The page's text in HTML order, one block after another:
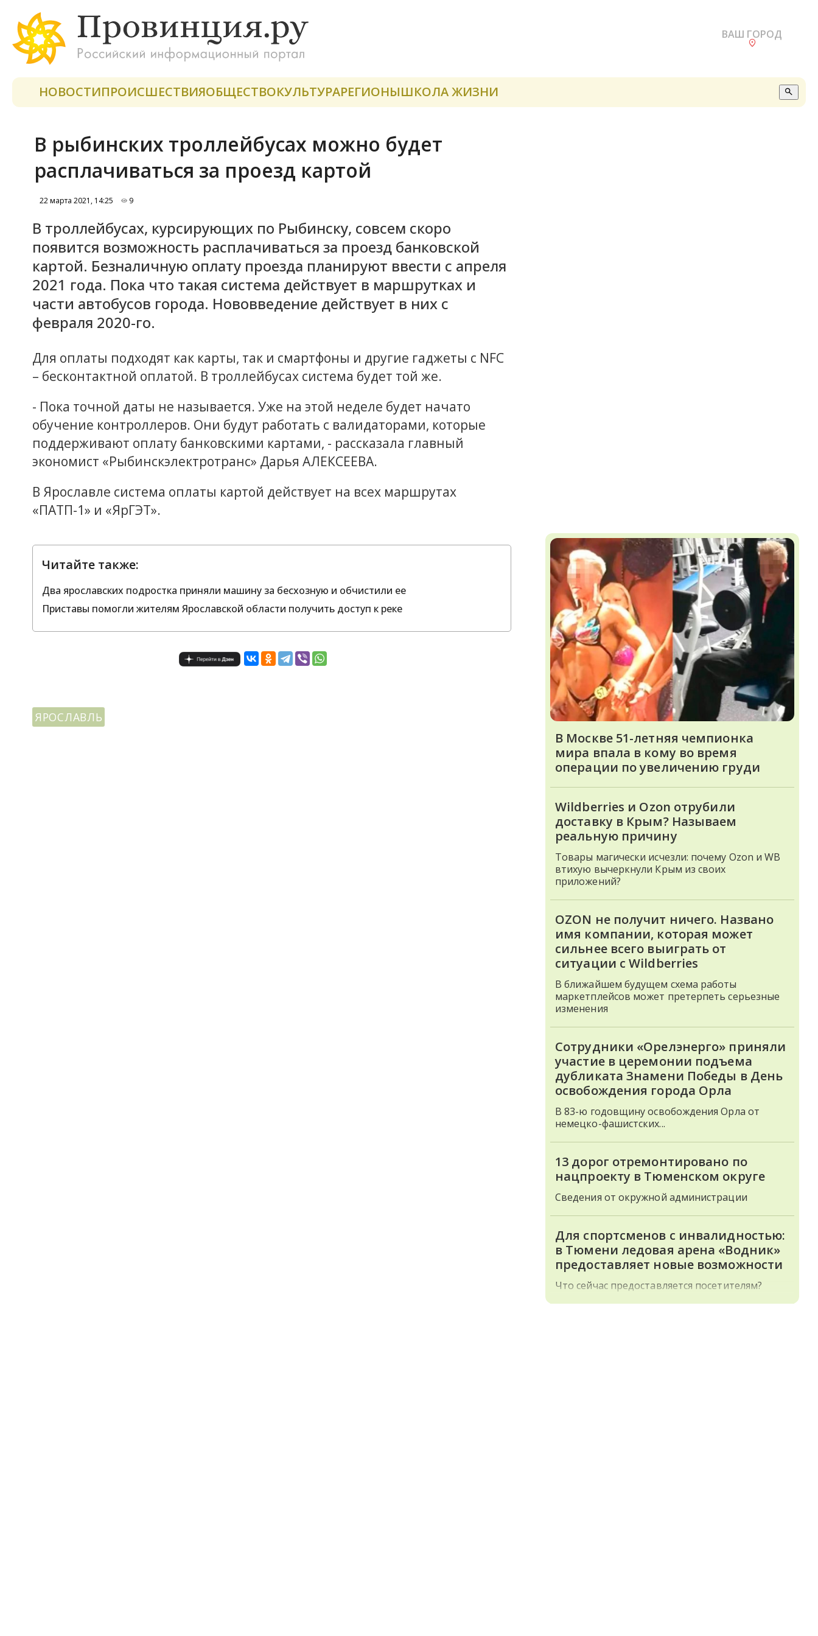
ВАШ ГОРОД
НОВОСТИПРОИСШЕСТВИЯОБЩЕСТВОКУЛЬТУРАРЕГИОНЫШКОЛА ЖИЗНИ
В рыбинских троллейбусах можно будет
расплачиваться за проезд картой
22 марта 2021, 14:25 9
В троллейбусах, курсирующих по Рыбинску, совсем скоро
появится возможность расплачиваться за проезд банковской
картой. Безналичную оплату проезда планируют ввести с апреля
2021 года. Пока что такая система действует в маршрутках и
части автобусов города. Нововведение действует в них с
февраля 2020-го.
Для оплаты подходят как карты, так и смартфоны и другие гаджеты с NFC
– бесконтактной оплатой. В троллейбусах система будет той же.
- Пока точной даты не называется. Уже на этой неделе будет начато
обучение контроллеров. Они будут работать с валидаторами, которые
поддерживают оплату банковскими картами, - рассказала главный
экономист «Рыбинскэлектротранс» Дарья АЛЕКСЕЕВА.
В Ярославле система оплаты картой действует на всех маршрутах
«ПАТП-1» и «ЯрГЭТ».
Читайте также:
Два ярославских подростка приняли машину за бесхозную и обчистили ее
Приставы помогли жителям Ярославской области получить доступ к реке
ЯРОСЛАВЛЬ
В Москве 51-летняя чемпионка
мира впала в кому во время
операции по увеличению груди
Wildberries и Ozon отрубили
доставку в Крым? Называем
реальную причину
Товары магически исчезли: почему Ozon и WB
втихую вычеркнули Крым из своих
приложений?
OZON не получит ничего. Названо
имя компании, которая может
сильнее всего выиграть от
ситуации с Wildberries
В ближайшем будущем схема работы
маркетплейсов может претерпеть серьезные
изменения
Сотрудники «Орелэнерго» приняли
участие в церемонии подъема
дубликата Знамени Победы в День
освобождения города Орла
В 83-ю годовщину освобождения Орла от
немецко-фашистских...
13 дорог отремонтировано по
нацпроекту в Тюменском округе
Сведения от окружной администрации
Для спортсменов с инвалидностью:
в Тюмени ледовая арена «Водник»
предоставляет новые возможности
Что сейчас предоставляется посетителям?